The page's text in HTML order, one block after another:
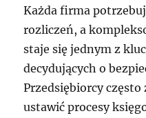
Każda firma
rozliczeń, a
staje się jednym z
decydujących o
Przedsiębiorcy
ustawić procesy